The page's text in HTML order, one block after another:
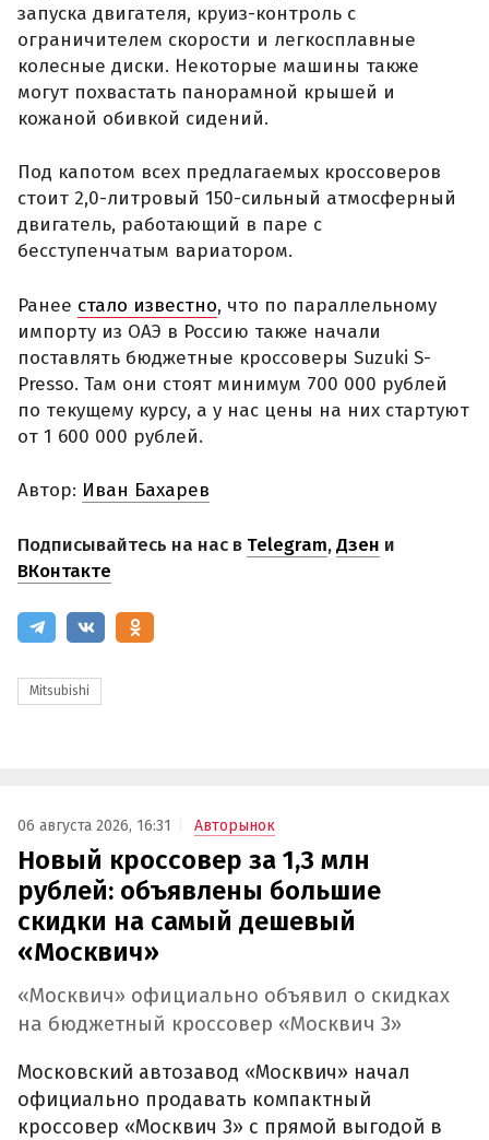
запуска двигателя, круиз-контроль с
ограничителем скорости и легкосплавные
колесные диски. Некоторые машины также
могут похвастать панорамной крышей и
кожаной обивкой сидений.
Под капотом всех предлагаемых кроссоверов
стоит 2,0-литровый 150-сильный атмосферный
двигатель, работающий в паре с
бесступенчатым вариатором.
Ранее стало известно, что по параллельному
импорту из ОАЭ в Россию также начали
поставлять бюджетные кроссоверы Suzuki S-
Presso. Там они стоят минимум 700 000 рублей
по текущему курсу, а у нас цены на них стартуют
от 1 600 000 рублей.
Автор: Иван Бахарев
Подписывайтесь на нас в Telegram,Дзен и
ВКонтакте
Mitsubishi
06 августа 2026, 16:31 Авторынок
Новый кроссовер за 1,3 млн
рублей: объявлены большие
скидки на самый дешевый
«Москвич»
«Москвич» официально объявил о скидках
на бюджетный кроссовер «Москвич 3»
Московский автозавод «Москвич» начал
официально продавать компактный
кроссовер «Москвич 3» с прямой выгодой в